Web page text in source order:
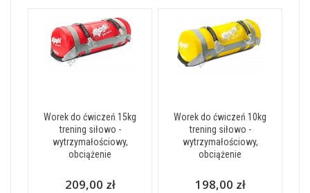
Worek do ćwiczeń 15kg
trening siłowo -
wytrzymałościowy,
obciążenie
209,00 zł
Worek do ćwiczeń 10kg
trening siłowo -
wytrzymałościowy,
obciążenie
198,00 zł